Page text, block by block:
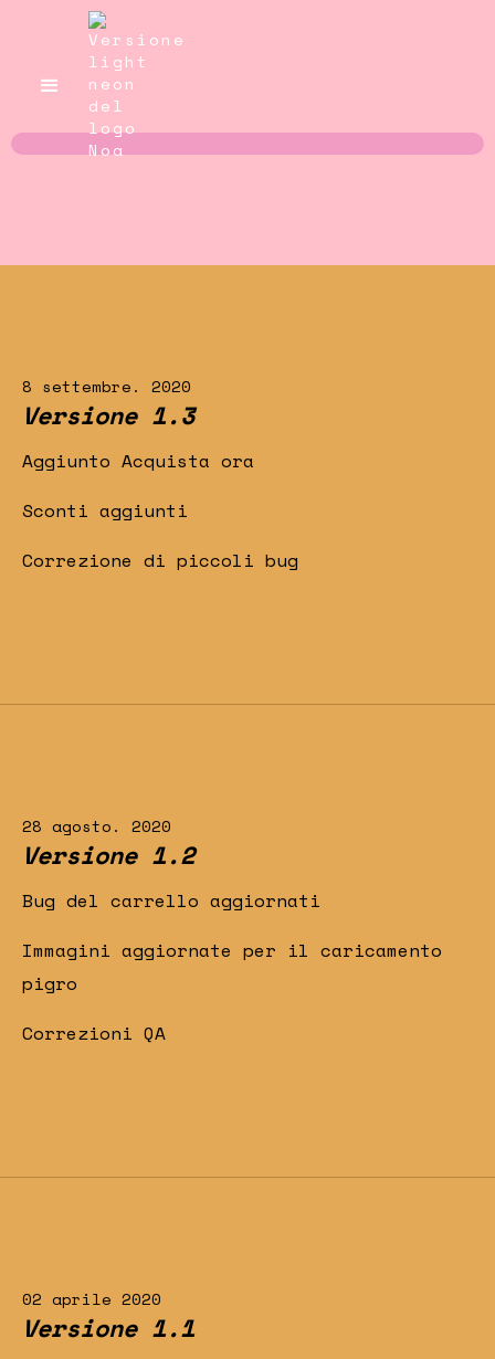
8 settembre. 2020
Versione 1.3
Aggiunto Acquista ora
Sconti aggiunti
Correzione di piccoli bug
28 agosto. 2020
Versione 1.2
Bug del carrello aggiornati
Immagini aggiornate per il caricamento
pigro
Correzioni QA
02 aprile 2020
Versione 1.1